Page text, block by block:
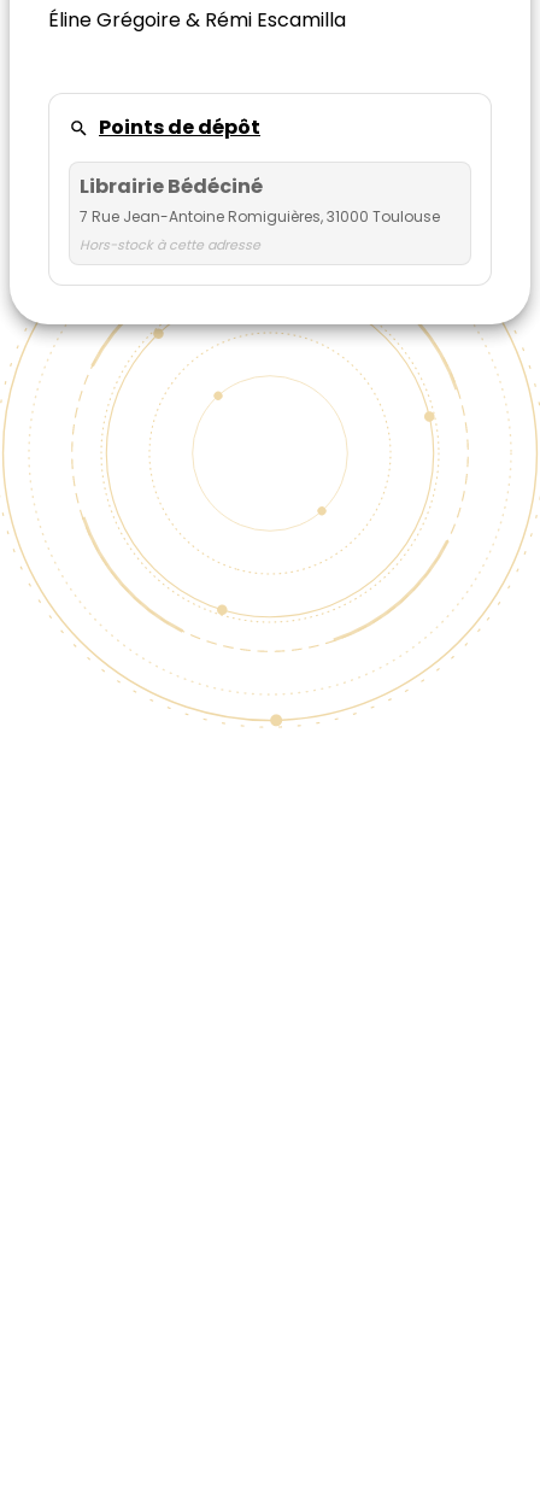
Éline Grégoire & Rémi Escamilla
Points de dépôt
Librairie Bédéciné
7 Rue Jean-Antoine Romiguières, 31000 Toulouse
Hors-stock à cette adresse